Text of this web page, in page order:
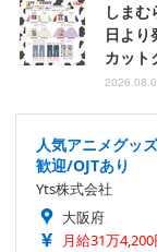
しま
日より
カット
人気アニメグッ
歓迎/OJTあり
Yts株式会社
大阪府
月給31万